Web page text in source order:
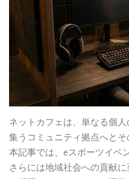
ネットカフェは、単なる個
集うコミュニティ拠点へとそ
本記事では、eスポーツイベ
さらには地域社会への貢献